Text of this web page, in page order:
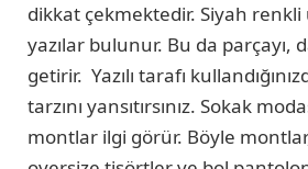
dikkat çekmektedir. Siyah
yazılar bulunur. Bu da parçayı,
getirir. Yazılı tarafı
tarzını yansıtırsınız. Sokak
montlar ilgi görür. Böyle